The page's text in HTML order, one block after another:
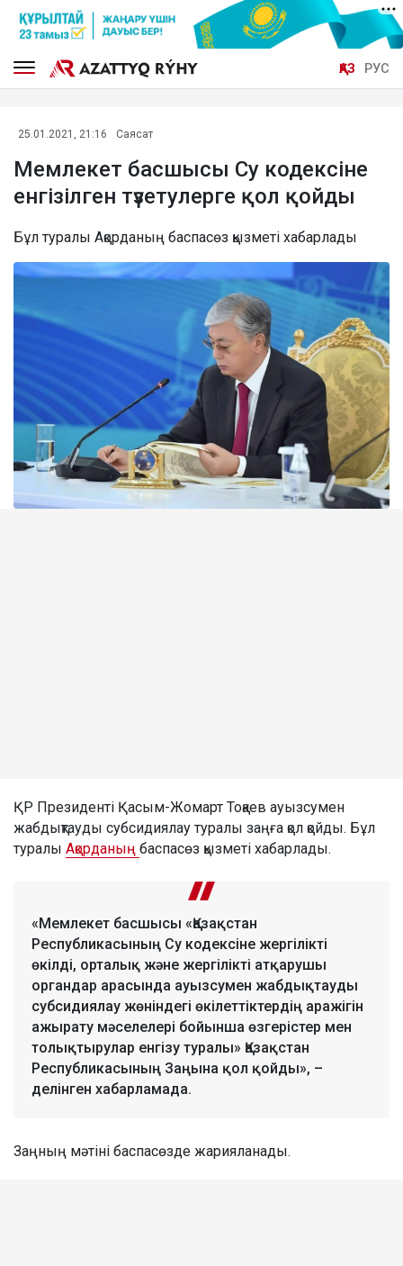
ҚАЗ РУС
25.01.2021, 21:16 Саясат
Мемлекет басшысы Су кодексіне
енгізілген түзетулерге қол қойды
Бұл туралы Ақорданың баспасөз қызметі хабарлады
ҚР Президенті Қасым-Жомарт Тоқаев ауызсумен
жабдықтауды субсидиялау туралы заңға қол қойды. Бұл
туралы Ақорданың баспасөз қызметі хабарлады.
«Мемлекет басшысы «Қазақстан
Республикасының Су кодексіне жергілікті
өкілді, орталық және жергілікті атқарушы
органдар арасында ауызсумен жабдықтауды
субсидиялау жөніндегі өкілеттіктердің аражігін
ажырату мәселелері бойынша өзгерістер мен
толықтырулар енгізу туралы» Қазақстан
Республикасының Заңына қол қойды», –
делінген хабарламада.
Заңның мәтіні баспасөзде жарияланады.